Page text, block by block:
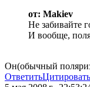
от: Makiev
Не забивайте
И вообще,
Он(обычный
ОтветитьЦитировать